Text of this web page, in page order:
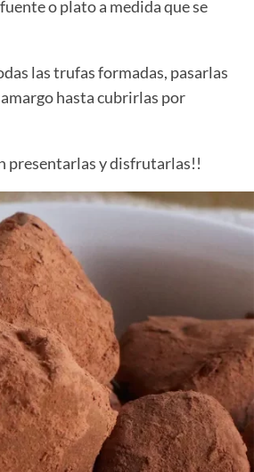
o plato a medida que se
las trufas formadas, pasarlas
hasta cubrirlas por
presentarlas y disfrutarlas!!